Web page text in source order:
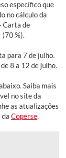
específico que
no cálculo da
Carta de
(70 %).
para 7 de julho.
8 a 12 de julho.
Saiba mais
no site da
as atualizações
da Coperse.